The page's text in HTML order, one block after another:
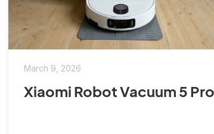
March 9, 2026
Xiaomi Robot Vacuum 5 Pro